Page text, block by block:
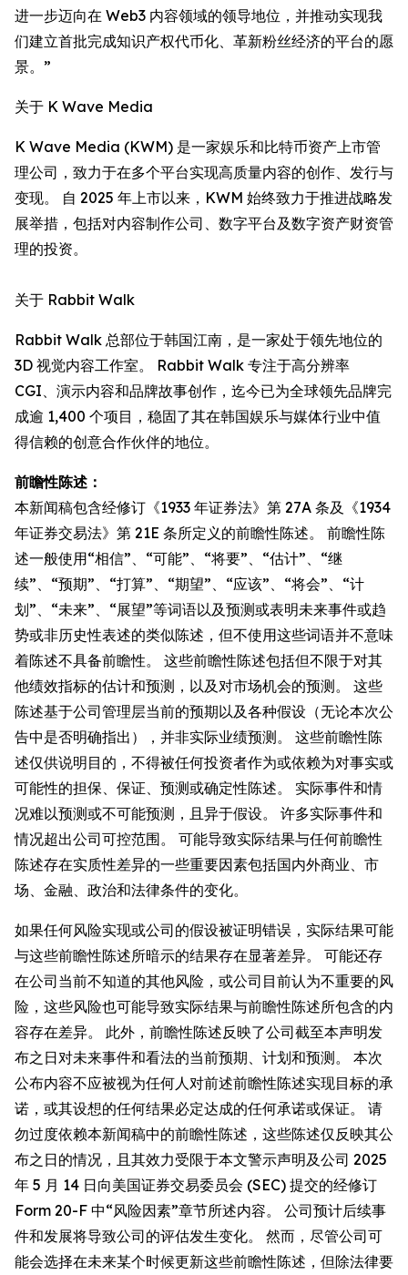
进一步迈向在 Web3 内容领域的领导地位，并推动实现我
们建立首批完成知识产权代币化、革新粉丝经济的平台的愿
景。”
关于 K Wave Media
K Wave Media (KWM) 是一家娱乐和比特币资产上市管
理公司，致力于在多个平台实现高质量内容的创作、发行与
变现。 自 2025 年上市以来，KWM 始终致力于推进战略发
展举措，包括对内容制作公司、数字平台及数字资产财资管
理的投资。
关于 Rabbit Walk
Rabbit Walk 总部位于韩国江南，是一家处于领先地位的
3D 视觉内容工作室。 Rabbit Walk 专注于高分辨率
CGI、演示内容和品牌故事创作，迄今已为全球领先品牌完
成逾 1,400 个项目，稳固了其在韩国娱乐与媒体行业中值
得信赖的创意合作伙伴的地位。
前瞻性陈述：
本新闻稿包含经修订《1933 年证券法》第 27A 条及《1934
年证券交易法》第 21E 条所定义的前瞻性陈述。 前瞻性陈
述一般使用“相信”、“可能”、“将要”、“估计”、“继
续”、“预期”、“打算”、“期望”、“应该”、“将会”、“计
划”、“未来”、“展望”等词语以及预测或表明未来事件或趋
势或非历史性表述的类似陈述，但不使用这些词语并不意味
着陈述不具备前瞻性。 这些前瞻性陈述包括但不限于对其
他绩效指标的估计和预测，以及对市场机会的预测。 这些
陈述基于公司管理层当前的预期以及各种假设（无论本次公
告中是否明确指出），并非实际业绩预测。 这些前瞻性陈
述仅供说明目的，不得被任何投资者作为或依赖为对事实或
可能性的担保、保证、预测或确定性陈述。 实际事件和情
况难以预测或不可能预测，且异于假设。 许多实际事件和
情况超出公司可控范围。 可能导致实际结果与任何前瞻性
陈述存在实质性差异的一些重要因素包括国内外商业、市
场、金融、政治和法律条件的变化。
如果任何风险实现或公司的假设被证明错误，实际结果可能
与这些前瞻性陈述所暗示的结果存在显著差异。 可能还存
在公司当前不知道的其他风险，或公司目前认为不重要的风
险，这些风险也可能导致实际结果与前瞻性陈述所包含的内
容存在差异。 此外，前瞻性陈述反映了公司截至本声明发
布之日对未来事件和看法的当前预期、计划和预测。 本次
公布内容不应被视为任何人对前述前瞻性陈述实现目标的承
诺，或其设想的任何结果必定达成的任何承诺或保证。 请
勿过度依赖本新闻稿中的前瞻性陈述，这些陈述仅反映其公
布之日的情况，且其效力受限于本文警示声明及公司 2025
年 5 月 14 日向美国证券交易委员会 (SEC) 提交的经修订
Form 20-F 中“风险因素”章节所述内容。 公司预计后续事
件和发展将导致公司的评估发生变化。 然而，尽管公司可
能会选择在未来某个时候更新这些前瞻性陈述，但除法律要